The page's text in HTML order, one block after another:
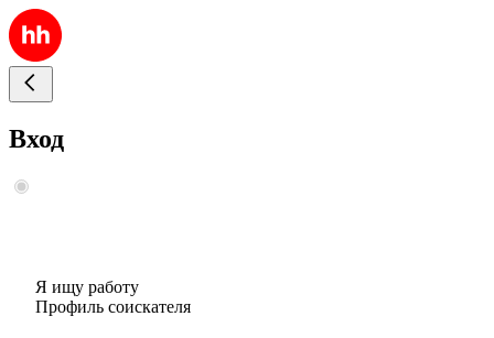
Вход
Я ищу работу
Профиль соискателя